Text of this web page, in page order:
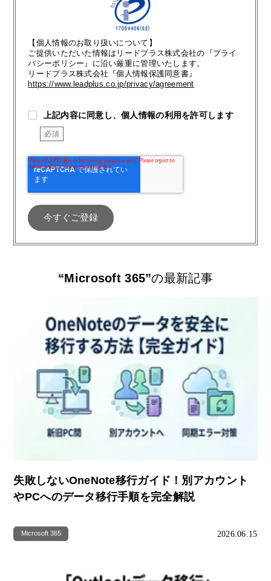
【個人情報のお取り扱いについて】
ご提供いただいた情報はリードプラス株式会社の『プライ
バシーポリシー』に沿い厳重に管理いたします。
リードプラス株式会社『個人情報保護同意書』
https://www.leadplus.co.jp/privacy/agreement
上記内容に同意し、個人情報の利用を許可します
“Microsoft 365”の最新記事
失敗しないOneNote移行ガイド！別アカウント
やPCへのデータ移行手順を完全解説
Microsoft 365 2026.06.15